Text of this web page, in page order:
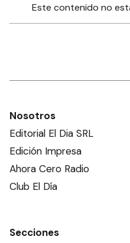
Este contenido no
Nosotros
Editorial El Dia SRL
Edición Impresa
Ahora Cero Radio
Club El Día
Secciones